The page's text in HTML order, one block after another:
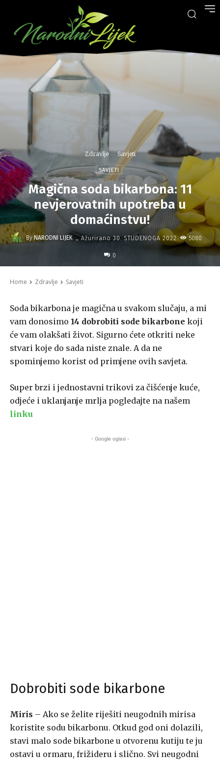
Zdravlje Savjeti
SAVJETI
Magična soda bikarbona: 11
nevjerovatnih upotreba u
domaćinstvu!
By NARODNI LIJEK - Ažurirano 30. STUDENOGA 2022. 5080
0
Home Zdravlje Savjeti
Soda bikarbona je magična u svakom slučaju, a mi
vam donosimo 14 dobrobiti sode bikarbone koji
će vam olakšati život. Sigurno ćete otkriti neke
stvari koje do sada niste znale. A da ne
spominjemo korist od primjene ovih savjeta.
Super brzi i jednostavni trikovi za čišćenje kuće,
odjeće i uklanjanje mrlja pogledajte na našem
linku
- Google oglasi -
Dobrobiti sode bikarbone
Miris – Ako se želite riješiti neugodnih mirisa
koristite sodu bikarbonu. Otkud god oni dolazili,
stavi malo sode bikarbone u otvorenu kutiju te ju
ostavi u ormaru, frižideru i slično. Svi neugodni